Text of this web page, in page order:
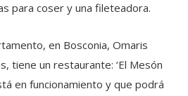
para coser y una fileteadora.
en Bosconia, Omaris
tiene un restaurante: ‘El Mesón
en funcionamiento y que podrá